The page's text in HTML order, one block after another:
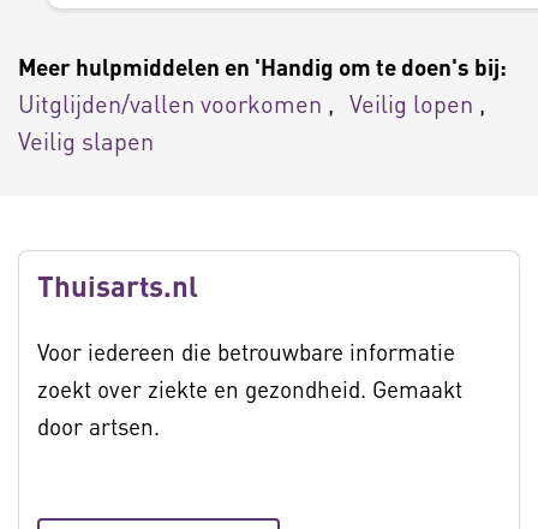
Meer hulpmiddelen en 'Handig om te doen's bij:
Uitglijden/vallen voorkomen
Veilig lopen
Veilig slapen
Thuisarts.nl
Voor iedereen die betrouwbare informatie
zoekt over ziekte en gezondheid. Gemaakt
door artsen.